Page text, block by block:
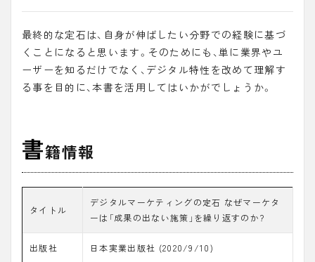
最終的な定石は、自身が伸ばしたい分野での経験に基づ
くことになると思います。そのためにも、単に業界やユ
ーザーを知るだけでなく、デジタル特性を改めて理解す
る事を目的に、本書を活用してはいかがでしょうか。
書籍情報
タイトル
デジタルマーケティングの定石 なぜマーケタ
ーは「成果の出ない施策」を繰り返すのか?
出版社 日本実業出版社 (2020/9/10)